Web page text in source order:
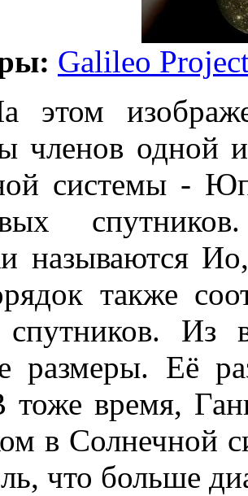
Galileo
членов одной
системы -
называются
также
Из
размеры. Её
время,
в Солнечной
что больше